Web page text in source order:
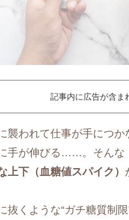
記事内に広告が含ま
襲われて仕事が手につ
手が伸びる……。そんな
上下（血糖値スパイク）
抜くような“ガチ糖質制